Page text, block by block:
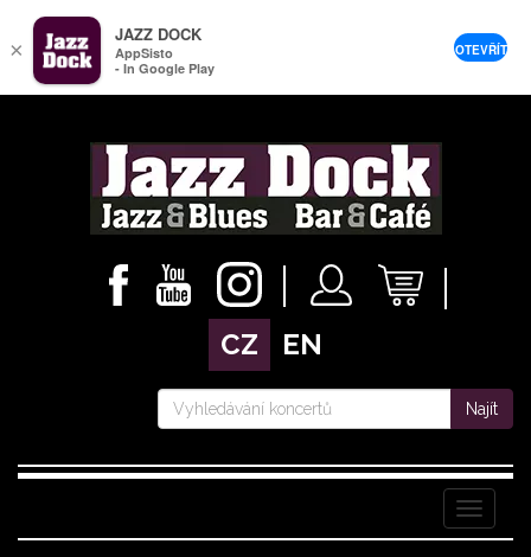
CZ EN
Najít
Menu
×
JAZZ DOCK
AppSisto
- In Google Play
OTEVŘÍT